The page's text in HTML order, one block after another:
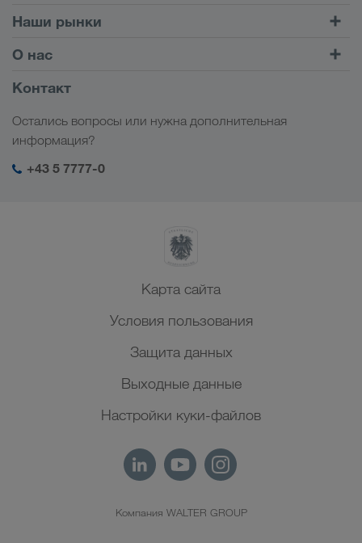
Автомобильные перевозки
Клиентский портал CONNECT
Цифровые решения
Мой вход в систему LKW WALTER
Наши рынки
Европа
Кавказ
Центральная Азия
Ближний Восток
Северная Африка
О нас
Информация о компании
Социальная ответственность
Контакт
Остались вопросы или нужна дополнительная
информация?
+43 5 7777-0
Карта сайта
Условия пользования
Защита данных
Выходные данные
Настройки куки-файлов
Компания WALTER GROUP